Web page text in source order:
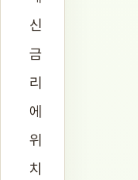
신
금
리
에
위
치